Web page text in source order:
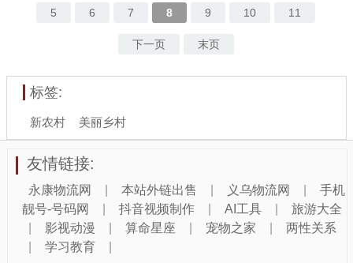
5 6 7 8 9 10 11
下一页 末页
标签:
新农村 美丽乡村
友情链接:
永康物流网 本站外链出售 义乌物流网
手机
靓号-号码网
抖音视频制作 AI工具
旅游大全
影视动漫 算命星座 宠物之家
两性关系
学习教育